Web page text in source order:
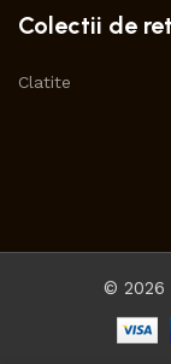
Colectii de
Clatite
© 2026